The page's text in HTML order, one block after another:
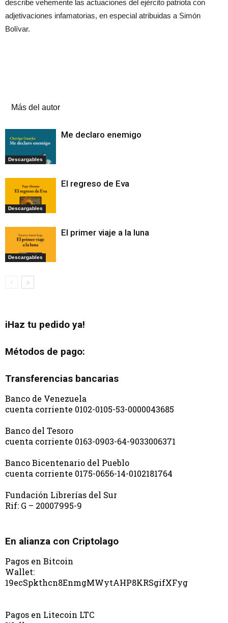
describe vehemente las actuaciones del ejército patriota con
adjetivaciones infamatorias, en especial atribuidas a Simón
Bolívar.
Más del autor
Descargables
Me declaro enemigo
Descargables
El regreso de Eva
Descargables
El primer viaje a la luna
iHaz tu pedido ya!
Métodos de pago:
Transferencias bancarias
Banco de Venezuela
cuenta corriente 0102-0105-53-0000043685
Banco del Tesoro
cuenta corriente 0163-0903-64-9033006371
Banco Bicentenario del Pueblo
cuenta corriente 0175-0656-14-0102181764
Fundación Librerías del Sur
Rif: G – 20007995-9
En alianza con Criptolago
Pagos en Bitcoin
Wallet:
19ecSpkthcn8EnmgMWytAHP8KRSgifXFyg
Pagos en Litecoin LTC